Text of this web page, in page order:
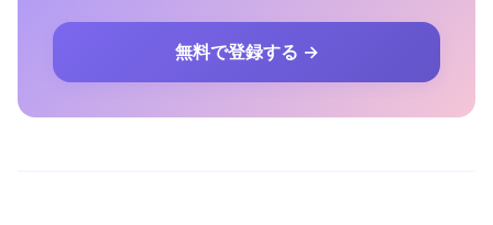
無料で登録する →